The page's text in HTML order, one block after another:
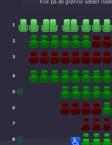
Klik på de grønne sæder